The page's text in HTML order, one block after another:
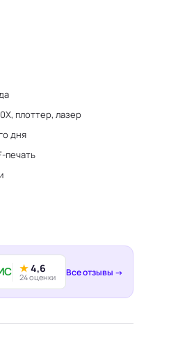
плоттер, лазер
дня
печать
★4,6
24 оценки Все отзывы →